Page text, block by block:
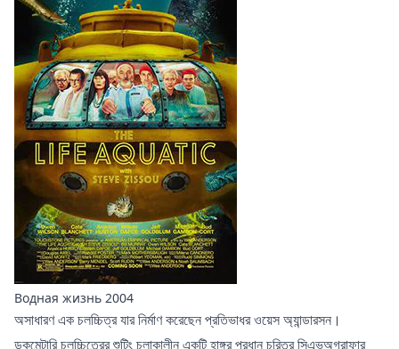
Водная жизнь 2004
অসাধারণ এক চলচ্চিত্র যার নির্মাণ করেছেন প্রতিভাধর ওয়েস অ্যান্ডারসন।
ডকুমেন্টারি চলচ্চিত্রের শুটিং চলাকালীন একটি হাঙ্গর প্রধান চরিত্র সিএভঅগ্রাফার